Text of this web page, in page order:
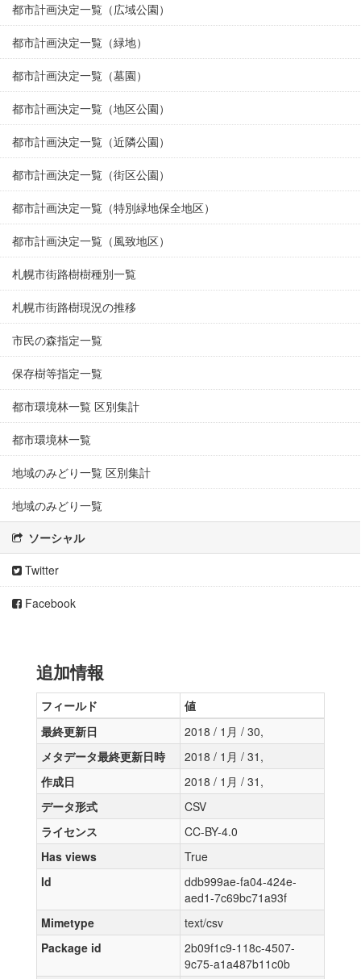
都市計画決定一覧（広域公園）
都市計画決定一覧（緑地）
都市計画決定一覧（墓園）
都市計画決定一覧（地区公園）
都市計画決定一覧（近隣公園）
都市計画決定一覧（街区公園）
都市計画決定一覧（特別緑地保全地区）
都市計画決定一覧（風致地区）
札幌市街路樹樹種別一覧
札幌市街路樹現況の推移
市民の森指定一覧
保存樹等指定一覧
都市環境林一覧 区別集計
都市環境林一覧
地域のみどり一覧 区別集計
地域のみどり一覧
ソーシャル
Twitter
Facebook
追加情報
フィールド
値
最終更新日
2018 / 1月 / 30,
メタデータ最終更新日時
2018 / 1月 / 31,
作成日
2018 / 1月 / 31,
データ形式
CSV
ライセンス
CC-BY-4.0
Has views
True
Id
ddb999ae-fa04-424e-
aed1-7c69bc71a93f
Mimetype
text/csv
Package id
2b09f1c9-118c-4507-
9c75-a1a487b11c0b